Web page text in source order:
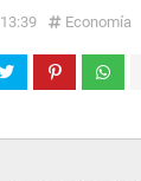
13:39 Economía